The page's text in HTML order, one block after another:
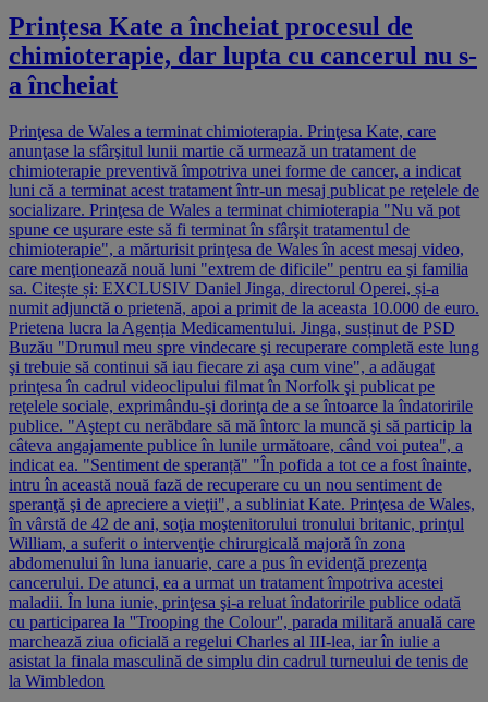
Prințesa Kate a încheiat procesul de
chimioterapie, dar lupta cu cancerul nu s-
a încheiat
Prinţesa de Wales a terminat chimioterapia. Prinţesa Kate, care
anunţase la sfârşitul lunii martie că urmează un tratament de
chimioterapie preventivă împotriva unei forme de cancer, a indicat
luni că a terminat acest tratament într-un mesaj publicat pe reţelele de
socializare. Prinţesa de Wales a terminat chimioterapia "Nu vă pot
spune ce uşurare este să fi terminat în sfârşit tratamentul de
chimioterapie", a mărturisit prinţesa de Wales în acest mesaj video,
care menţionează nouă luni "extrem de dificile" pentru ea şi familia
sa. Citește și: EXCLUSIV Daniel Jinga, directorul Operei, și-a
numit adjunctă o prietenă, apoi a primit de la aceasta 10.000 de euro.
Prietena lucra la Agenția Medicamentului. Jinga, susținut de PSD
Buzău "Drumul meu spre vindecare şi recuperare completă este lung
şi trebuie să continui să iau fiecare zi aşa cum vine", a adăugat
prinţesa în cadrul videoclipului filmat în Norfolk şi publicat pe
reţelele sociale, exprimându-şi dorinţa de a se întoarce la îndatoririle
publice. "Aştept cu nerăbdare să mă întorc la muncă şi să particip la
câteva angajamente publice în lunile următoare, când voi putea", a
indicat ea. "Sentiment de speranță" "În pofida a tot ce a fost înainte,
intru în această nouă fază de recuperare cu un nou sentiment de
speranţă şi de apreciere a vieţii", a subliniat Kate. Prinţesa de Wales,
în vârstă de 42 de ani, soţia moştenitorului tronului britanic, prinţul
William, a suferit o intervenţie chirurgicală majoră în zona
abdomenului în luna ianuarie, care a pus în evidenţă prezenţa
cancerului. De atunci, ea a urmat un tratament împotriva acestei
maladii. În luna iunie, prinţesa şi-a reluat îndatoririle publice odată
cu participarea la ''Trooping the Colour'', parada militară anuală care
marchează ziua oficială a regelui Charles al III-lea, iar în iulie a
asistat la finala masculină de simplu din cadrul turneului de tenis de
la Wimbledon